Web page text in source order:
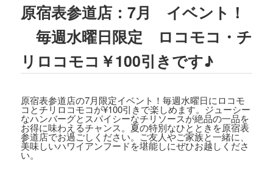
2023.08.02
TBSテレビ「ラヴィット!」
にて、TEDD
Y'S BIGGER BURGERS表参道店の「 ギ
た。
文藝春秋「CREA 2023年夏号」にて、TE
DDY'S BIGGER BURGERSの「メガモン
スターバーガー宅配セット」が紹介され
ました。
原宿表参道店：7月 イベント！
毎週水曜日限定 ロコモコ・チ
リロコモコ￥100引きです♪
原宿表参道店の7月限定イベント！毎週水曜日にロコモ
コとチリロコモコが¥100引きで楽しめます。ジューシー
なハンバーグとスパイシーなチリソースが絶品の一品を
お得に味わえるチャンス。夏の特別なひとときを原宿表
参道店でお過ごしください。ご友人やご家族と一緒に、
美味しいハワイアンフードを堪能しにぜひお越しくださ
い。